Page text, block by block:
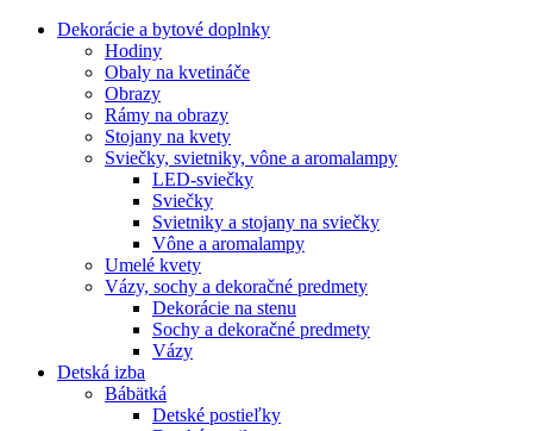
Dekorácie a bytové doplnky
Hodiny
Obaly na kvetináče
Obrazy
Rámy na obrazy
Stojany na kvety
Sviečky, svietniky, vône a aromalampy
LED-sviečky
Sviečky
Svietniky a stojany na sviečky
Vône a aromalampy
Umelé kvety
Vázy, sochy a dekoračné predmety
Dekorácie na stenu
Sochy a dekoračné predmety
Vázy
Detská izba
Bábätká
Detské postieľky